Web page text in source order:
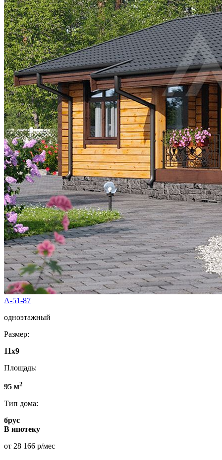
А-51-87
одноэтажный
Размер:
11х9
Площадь:
95 м2
Тип дома:
брус
В ипотеку
от 28 166 р/мес